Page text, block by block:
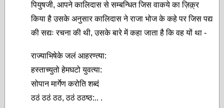
पियुषजी, आपने कालिदास से सम्बन्धित जिस वाकये का ज़िक़्र
किया है उसके अनुसार कालिदास ने राजा भोज के कहे पर जिस पद्य
की सद्यः रचना की थी, उसके बारे में कहा जाता है कि वह यों था -
राज्याभिषेके जलं आहरण्त्या:
हस्ताच्युतो हेमघटो युवत्या:
सोपान मार्गेण करोति शब्दं
ठठं ठठं ठठ, ठठं ठठष्ठ:.. .